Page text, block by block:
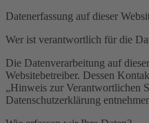
Datenerfassung auf dieser
Wer ist verantwortlich für die
Die Datenverarbeitung auf
Websitebetreiber. Dessen
„Hinweis zur Verantwortlichen
Datenschutzerklärung